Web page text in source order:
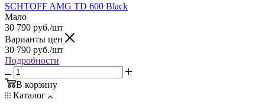
SCHTOFF AMG TD 600 Black
Мало
30 790 руб./шт
Варианты цен
30 790 руб./шт
Подробности
В корзину
Каталог